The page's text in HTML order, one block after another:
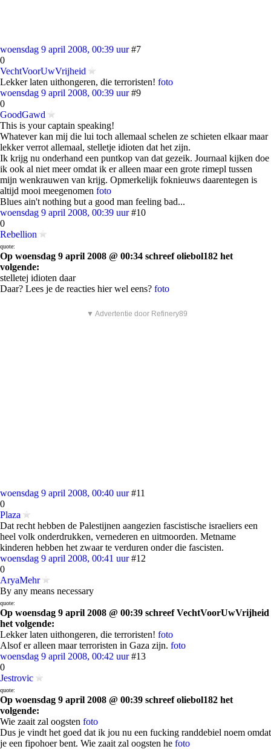
woensdag 9 april 2008, 00:39 uur #7
0
VechtVoorUwVrijheid
Lekker laten uithongeren, die terroristen! foto
woensdag 9 april 2008, 00:39 uur #9
0
GoodGawd
This is your captain speaking!
Whatever kan mij die lui toch allemaal schelen ze schieten elkaar maar
lekker verrot allemaal, stelletje idioten dat het zijn.
Ik krijg nu onderhand een puntkop van dat gezeik. Journaal kijken doe
ik ook al niet meer omdat ik er alleen maar een grote rimepl tussen
mijn wenkrauwen van krijg. Opmerkelijk foknieuws daarentegen is
altijd mooi meegenomen foto
Blues ain't nothing but a good man feeling bad...
woensdag 9 april 2008, 00:39 uur #10
0
Rebellion
quote:
Op woensdag 9 april 2008 @ 00:34 schreef oliebol182 het
volgende:
stelletej idioten daar
Daar? Lees je de reacties hier wel eens? foto
▼ Advertentie door Refinery89
woensdag 9 april 2008, 00:40 uur #11
0
Plaza
Dat recht hebben de Palestijnen aangezien fascistische israeliers een
heel volk onderdrukken, vernederen en uitmoorden. Metname
kinderen hebben het zwaar te verduren onder die fascisten.
woensdag 9 april 2008, 00:41 uur #12
0
AryaMehr
By any means necessary
quote:
Op woensdag 9 april 2008 @ 00:39 schreef VechtVoorUwVrijheid
het volgende:
Lekker laten uithongeren, die terroristen! foto
Alsof er alleen maar terroristen in Gaza zijn. foto
woensdag 9 april 2008, 00:42 uur #13
0
Jestrovic
quote:
Op woensdag 9 april 2008 @ 00:39 schreef oliebol182 het
volgende:
Wie zaait zal oogsten foto
Dus je vindt het goed dat ik jou nu een fucking randdebiel noem omdat
je een fipohoer bent. Wie zaait zal oogsten he foto